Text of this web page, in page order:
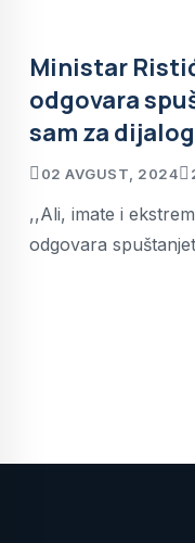
Ministar
odgovara
sam za dijalog
02 AVGUST, 2024
,,Ali, imate i
odgovara